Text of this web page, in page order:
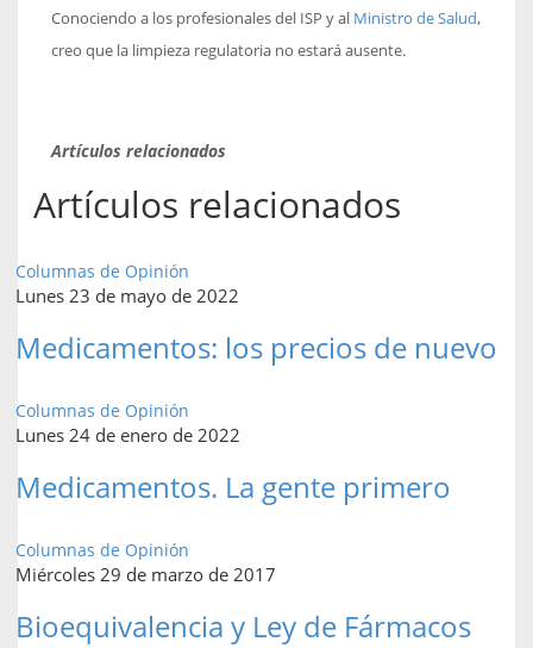
Conociendo a los profesionales del ISP y al Ministro de Salud,
creo que la limpieza regulatoria no estará ausente.
Artículos relacionados
Artículos relacionados
Columnas de Opinión
Lunes 23 de mayo de 2022
Medicamentos: los precios de nuevo
Columnas de Opinión
Lunes 24 de enero de 2022
Medicamentos. La gente primero
Columnas de Opinión
Miércoles 29 de marzo de 2017
Bioequivalencia y Ley de Fármacos